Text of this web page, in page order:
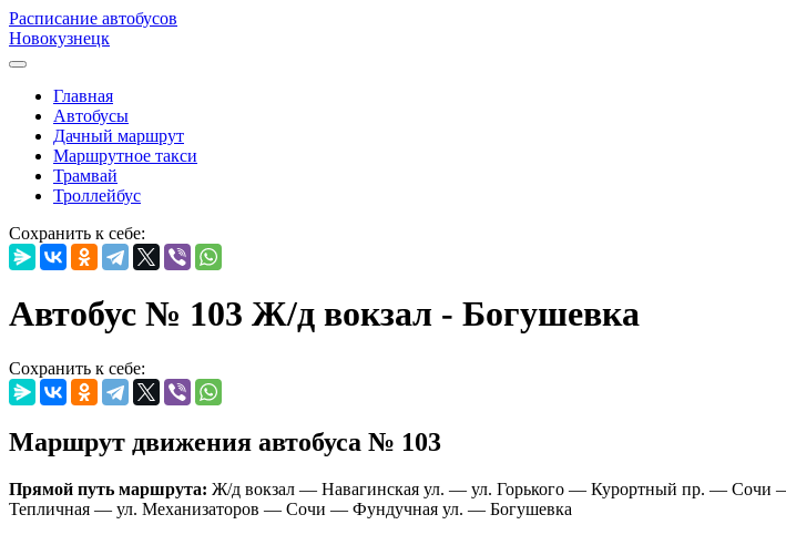
Расписание автобусов
Новокузнецк
Главная
Автобусы
Дачный маршрут
Маршрутное такси
Трамвай
Троллейбус
Сохранить к себе:
Автобус № 103 Ж/д вокзал - Богушевка
Сохранить к себе:
Маршрут движения автобуса № 103
Прямой путь маршрута: Ж/д вокзал — Навагинская ул. — ул. Горького — Курортный пр. — Сочи
Тепличная — ул. Механизаторов — Сочи — Фундучная ул. — Богушевка